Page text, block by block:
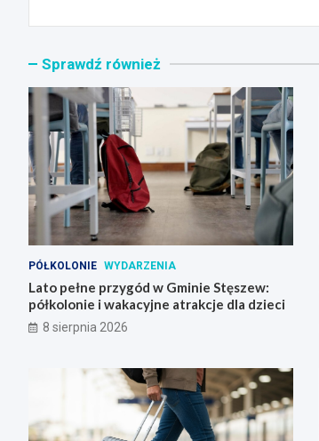
Sprawdź również
PÓŁKOLONIE WYDARZENIA
Lato pełne przygód w Gminie Stęszew:
półkolonie i wakacyjne atrakcje dla dzieci
8 sierpnia 2026